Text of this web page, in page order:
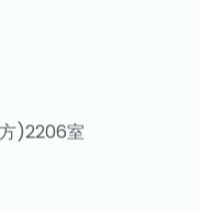
)2206室